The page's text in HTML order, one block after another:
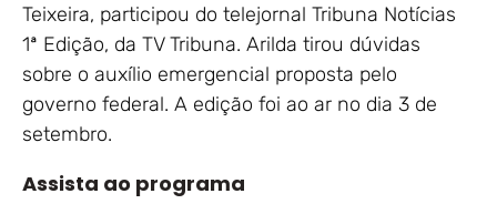
Teixeira, participou do telejornal Tribuna Notícias
1ª Edição, da TV Tribuna. Arilda tirou dúvidas
sobre o auxílio emergencial proposta pelo
governo federal. A edição foi ao ar no dia 3 de
setembro.
Assista ao programa